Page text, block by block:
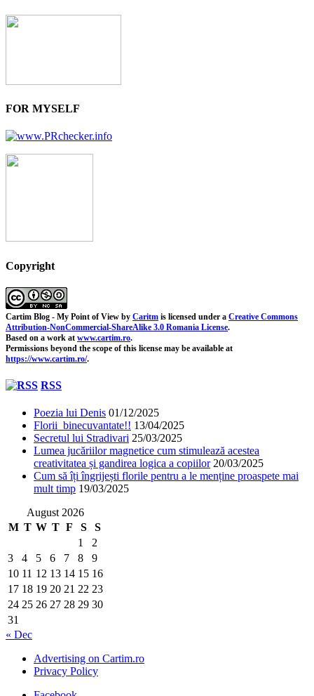
FOR MYSELF
Copyright
Cartim Blog - My Point of View by Caritm is licensed under a Creative Commons
Attribution-NonCommercial-ShareAlike 3.0 Romania License.
Based on a work at www.cartim.ro.
Permissions beyond the scope of this license may be available at
https://www.cartim.ro/.
RSS
Poezia lui Denis 01/12/2025
Florii binecuvantate!! 13/04/2025
Secretul lui Stradivari 25/03/2025
Lumea jucăriilor magnetice cum stimulează acestea
creativitatea și gandirea logica a copiilor 20/03/2025
Cum să îți îngrijești florile pentru a le menține proaspete mai
mult timp 19/03/2025
August 2026
M T W T F S
S
1
2
3
4 5 6 7 8
9
10 11 12 13 14 15 16
17 18 19 20 21 22 23
24 25 26 27 28 29 30
31
« Dec
Advertising on Cartim.ro
Privacy Policy